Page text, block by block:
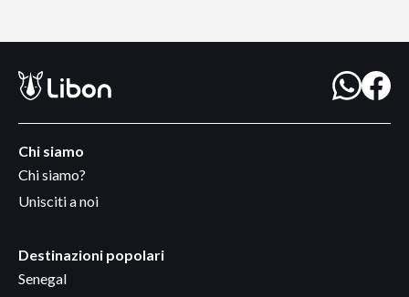
Chi siamo
Chi siamo?
Unisciti a noi
Destinazioni popolari
Senegal